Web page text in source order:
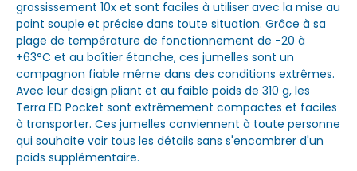
grossissement 10x et sont faciles à utiliser avec la mise au
point souple et précise dans toute situation. Grâce à sa
plage de température de fonctionnement de -20 à
+63°C et au boîtier étanche, ces jumelles sont un
compagnon fiable même dans des conditions extrêmes.
Avec leur design pliant et au faible poids de 310 g, les
Terra ED Pocket sont extrêmement compactes et faciles
à transporter. Ces jumelles conviennent à toute personne
qui souhaite voir tous les détails sans s'encombrer d'un
poids supplémentaire.